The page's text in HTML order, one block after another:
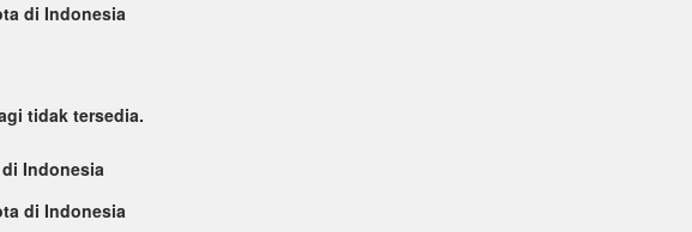
di Indonesia
tidak tersedia.
Indonesia
di Indonesia